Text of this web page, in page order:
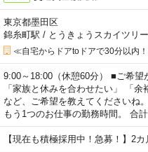
東京都墨田区
錦糸町駅 / とうきょうスカイツリ
≪自宅からドアtoドアで30分以内
9:00～18:00（休憩60分） ■ご希
「家族と休みを合わせたい」 「
など、ご希望を教えてくださいね
もう1つのお仕事の勤務時間。 合
【現在も積極採用中！急募！】2